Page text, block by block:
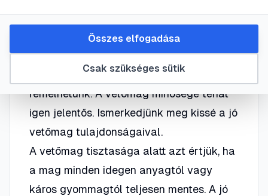
Az egy- és kétnyári virágok legnagyobb
részét magvetéssel szaporítjuk.Tetszetős
virágzást csak kiváló magból
remélhetünk. A vetőmag minősége tehát
igen jelentős. Ismerkedjünk meg kissé a jó
vetőmag tulajdonságaival.
A vetőmag tisztasága alatt azt értjük, ha
a mag minden idegen anyagtól vagy
káros gyommagtól teljesen mentes. A jó
Csak szükséges sütik
Összes elfogadása